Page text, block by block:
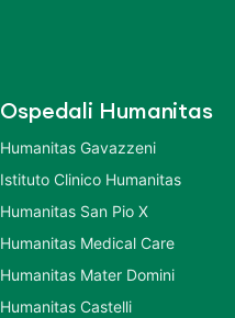
Ospedali Humanitas
Humanitas Gavazzeni
Istituto Clinico Humanitas
Humanitas San Pio X
Humanitas Medical Care
Humanitas Mater Domini
Humanitas Castelli